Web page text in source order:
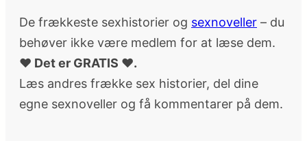
De frækkeste sexhistorier og sexnoveller – du
behøver ikke være medlem for at læse dem.
♥ Det er GRATIS ♥.
Læs andres frække sex historier, del dine
egne sexnoveller og få kommentarer på dem.